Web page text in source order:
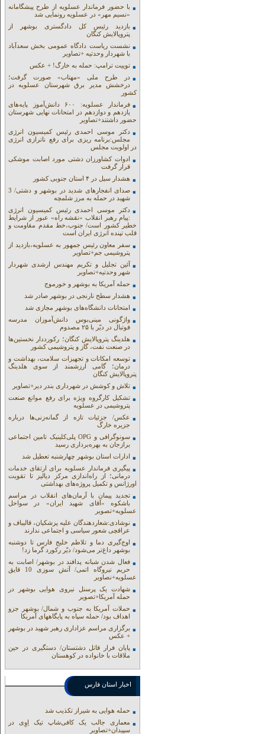
با حضور فرماندار عسلویه از طرح پیشگامانه
«نسیم مهر» در عسلویه رونمایی شد
بازدید رئیس کل دادگستری بوشهر از
پتروپالایش کنگان
نشست ریاست دادگاه عمومی بخش سعدآباد
با شهردار وحدتیه +تصاویر
توییت ترامپ: حمله به خارگ! + عکس
در طرح ملی «مهتاب» صورت گرفت؛
درخشش مدیر برق شهرستان عسلویه در
کشور
فرماندار عسلویه: ۶۰۰ دانش‌آموز پایه‌های
یازدهم و دوازدهم در امتحانات نهایی شهرستان
حضور داشتند+تصاویر
دکتر موسی احمدی رئیس کمیسیون انرژی
مجلس:برنامه ریزی برای رفع ناترازی انرژی
در اولویت مجلس
ادوات کشاورزان دشتی مورد اصابت موشکی
قرار گرفت
هشدار سیل در ۴ استان جنوبی کشور
صدای انفجارهای شدید در بوشهر و دشتی/ 3
شهید در حمله به مرز شلمچه
دکتر موسی احمدی رئیس کمیسیون انرژی
:پیام رهبر انقلاب «نقشه راه» عبور از شرایط
خطیر کشور است/ جنوب،خط مقدم مقاومت و
قلب تپنده انرژی ایران است
سفر معاون رئیس جمهور به عسلویه،بازدید از
پتروشیمی جم+تصاویر
آئین تجلیل و تکریم مهندس ارشدی شهردار
شهر وحدتیه+تصاویر
حمله آمریکا به بوشهر و خورموج
هشدار سطح نارنجی در بوشهر صادر شد
امتحانات دانشگاه‌های بوشهر مجازی شد
واژگونی مینی‌بوس دانش‌آموزان مدرسه
فوتبال در دیّر با ۲۵ مصدوم
هلدینگ پتروپالایش کنگان؛ رکورددار نخستین‌ها
در صنعت نفت، گاز و پتروشیمی کشور
توسعه امکانات و تجهیزات سلامت، بهداشت و
درمان؛ گامی ارزشمند از سوی هلدینگ
پتروپالایش کنگان
تلاش و کوشش در شهرداری بندر دیر+تصاویر
تشکیل کارگروه ویژه برای رفع موانع صنعت
پتروشیمی در عسلویه
عکس/ جزئیات تازه از گمانه‌زنی‌ها درباره
جزیره خارگ
سونوگرافی و OPG پلی‌کلینیک تامین اجتماعی
برازجان به بهره‌برداری رسید
ادارات استان بوشهر چهارشنبه تعطیل شد
پیگیری فرماندار عسلویه برای ارتقای خدمات
درمانی؛ از راه‌اندازی مرکز دیالیز تا تقویت
اورژانس و تکمیل پروژه‌های بهداشتی
تجدید پیمان با آرمان‌های انقلاب در مراسم
باشکوه «آقای شهید ایران» در سواحل
عسلویه+تصویر
نوشادی:شعاردهندگان علیه پزشکیان، قالیباف و
عراقچی شعور سیاسی و اجتماعی ندارند
اوج‌گیری دما و تلاطم خلیج فارس تا دوشنبه
بوشهر داغ‌تر می‌شود/ دیّر رکورد گرما زد!
فعال شدن شبانه پدافند در بوشهر/ اصابت به
حریم نیروگاه اتمی/ آتش سوزی 10 قایق
عسلویه+نصاویر
شهادت یک پرسنل نیروی هوایی بوشهر در
حمله آمریکا+تصویر
حملات آمریکا به جنوب و شمال/ بوشهر جزو
اهداف بود/ حمله سپاه به پایگاههای آمریکا
برگزاری مراسم عزاداری رهبر شهید در بوشهر
+ عکس
پایان فرار قاتل دشتستان/ دستگیری در حین
ملاقات با خانواده در کوهستان
اخبار استان فارس
حمله هوایی به شیراز تکذیب شد
معماری جالب یک کافی‌شاپ تیک اِوِی در
سپیدان+تصاویر